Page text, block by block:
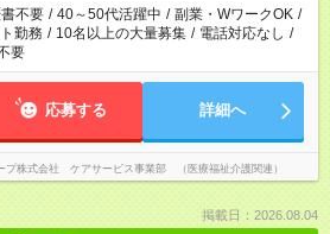
不要 / 40～50代活躍中 / 副業・WワークOK /
勤務 / 10名以上の大量募集 / 電話対応なし /
要
応募する 詳細へ
プ株式会社 ケアサービス事業部 （医療福祉介護関連）
掲載日：2026.08.04